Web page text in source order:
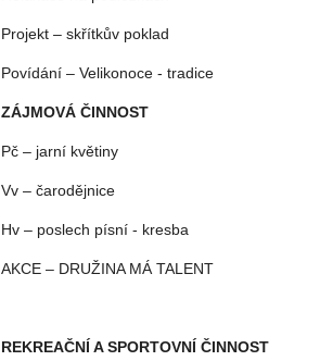
Projekt – skřítkův poklad
Povídání – Velikonoce - tradice
ZÁJMOVÁ ČINNOST
Pč – jarní květiny
Vv – čarodějnice
Hv – poslech písní - kresba
AKCE – DRUŽINA MÁ TALENT
REKREAČNÍ A SPORTOVNÍ ČINNOST